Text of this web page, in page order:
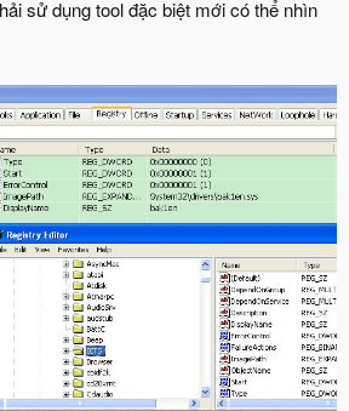
sử dụng tool đặc biệt mới có thể nhìn